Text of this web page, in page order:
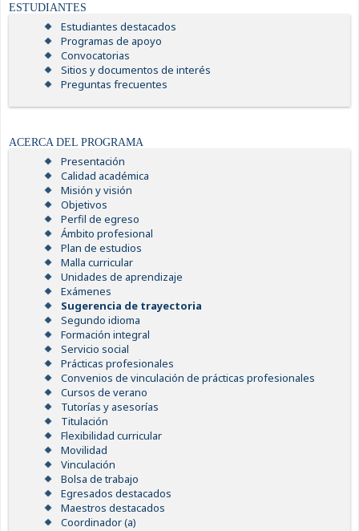
ESTUDIANTES
Estudiantes destacados
Programas de apoyo
Convocatorias
Sitios y documentos de interés
Preguntas frecuentes
ACERCA DEL PROGRAMA
Presentación
Calidad académica
Misión y visión
Objetivos
Perfil de egreso
Ámbito profesional
Plan de estudios
Malla curricular
Unidades de aprendizaje
Exámenes
Sugerencia de trayectoria
Segundo idioma
Formación integral
Servicio social
Prácticas profesionales
Convenios de vinculación de prácticas profesionales
Cursos de verano
Tutorías y asesorías
Titulación
Flexibilidad curricular
Movilidad
Vinculación
Bolsa de trabajo
Egresados destacados
Maestros destacados
Coordinador (a)